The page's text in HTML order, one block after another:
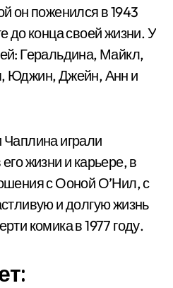
он поженился в 1943
до конца своей жизни. У
Геральдина, Майкл,
Юджин, Джейн, Анн и
играли
жизни и карьере, в
с Ооной О’Нил, с
и долгую жизнь
комика в 1977 году.